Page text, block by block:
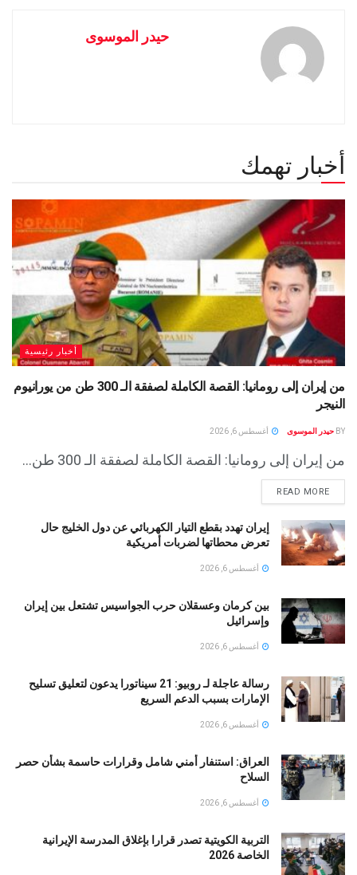
حيدر الموسوى
أخبار تهمك
أخبار رئيسية
من إيران إلى رومانيا: القصة الكاملة لصفقة الـ 300 طن من يورانيوم
النيجر
BY حيدر الموسوى أغسطس 6, 2026
من إيران إلى رومانيا: القصة الكاملة لصفقة الـ 300 طن...
READ MORE
إيران تهدد بقطع التيار الكهربائي عن دول الخليج حال
تعرض محطاتها لضربات أمريكية
أغسطس 6, 2026
بين كرمان وعسقلان حرب الجواسيس تشتعل بين إيران
وإسرائيل
أغسطس 6, 2026
رسالة عاجلة لـ روبيو: 21 سيناتورا يدعون لتعليق تسليح
الإمارات بسبب الدعم السريع
أغسطس 6, 2026
العراق: استنفار أمني شامل وقرارات حاسمة بشأن حصر
السلاح
أغسطس 6, 2026
التربية الكويتية تصدر قرارا بإغلاق المدرسة الإيرانية
الخاصة 2026